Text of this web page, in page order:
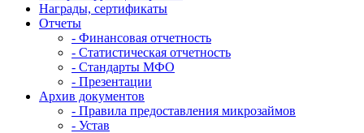
Награды, сертификаты
Отчеты
- Финансовая отчетность
- Статистическая отчетность
- Стандарты МФО
- Презентации
Архив документов
- Правила предоставления микрозаймов
- Устав